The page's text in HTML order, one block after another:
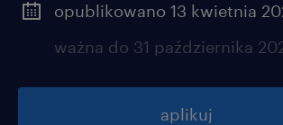
opublikowano 13 kwietnia
ważna do 31 października
aplikuj